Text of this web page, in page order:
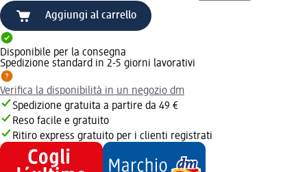
Aggiungi al carrello
Disponibile per la consegna
Spedizione standard in 2-5 giorni lavorativi
Verifica la disponibilità in un negozio dm
Spedizione gratuita a partire da 49 €
Reso facile e gratuito
Ritiro express gratuito per i clienti registrati